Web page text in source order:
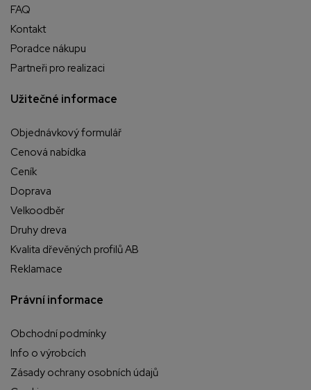
FAQ
Kontakt
Poradce nákupu
Partneři pro realizaci
Užitečné informace
Objednávkový formulář
Cenová nabídka
Ceník
Doprava
Velkoodběr
Druhy dreva
Kvalita dřevěných profilů AB
Reklamace
Právní informace
Obchodní podmínky
Info o výrobcích
Zásady ochrany osobních údajů